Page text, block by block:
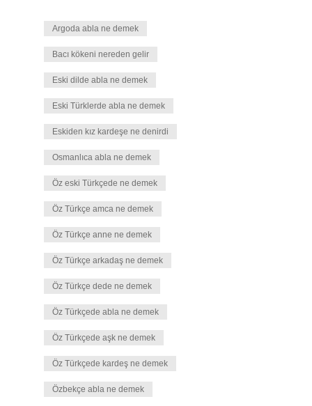
Argoda abla ne demek
Bacı kökeni nereden gelir
Eski dilde abla ne demek
Eski Türklerde abla ne demek
Eskiden kız kardeşe ne denirdi
Osmanlıca abla ne demek
Öz eski Türkçede ne demek
Öz Türkçe amca ne demek
Öz Türkçe anne ne demek
Öz Türkçe arkadaş ne demek
Öz Türkçe dede ne demek
Öz Türkçede abla ne demek
Öz Türkçede aşk ne demek
Öz Türkçede kardeş ne demek
Özbekçe abla ne demek